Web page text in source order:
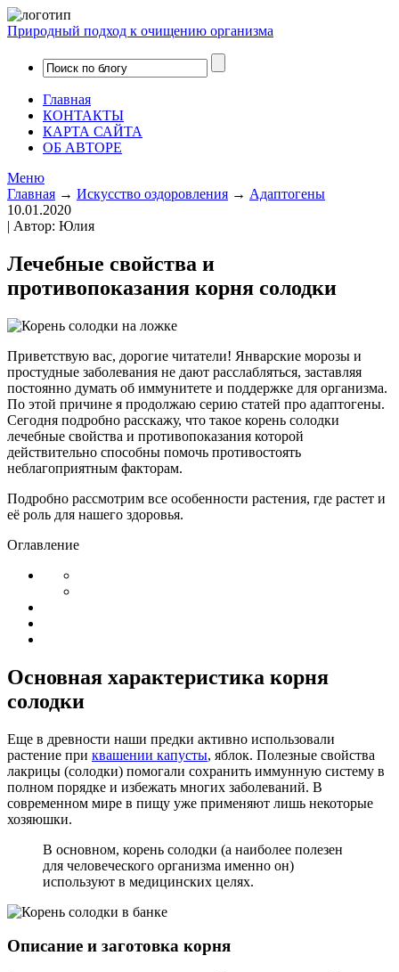
Природный подход к очищению организма
Главная
КОНТАКТЫ
КАРТА САЙТА
ОБ АВТОРЕ
Меню
Главная → Искусство оздоровления → Адаптогены
10.01.2020
| Автор: Юлия
Лечебные свойства и
противопоказания корня солодки
Приветствую вас, дорогие читатели! Январские морозы и
простудные заболевания не дают расслабляться, заставляя
постоянно думать об иммунитете и поддержке для организма.
По этой причине я продолжаю серию статей про адаптогены.
Сегодня подробно расскажу, что такое корень солодки
лечебные свойства и противопоказания которой
действительно способны помочь противостоять
неблагоприятным факторам.
Подробно рассмотрим все особенности растения, где растет и
её роль для нашего здоровья.
Оглавление
Основная характеристика корня
солодки
Еще в древности наши предки активно использовали
растение при квашении капусты, яблок. Полезные свойства
лакрицы (солодки) помогали сохранить иммунную систему в
полном порядке и избежать многих заболеваний. В
современном мире в пищу уже применяют лишь некоторые
хозяюшки.
В основном, корень солодки (а наиболее полезен
для человеческого организма именно он)
используют в медицинских целях.
Описание и заготовка корня